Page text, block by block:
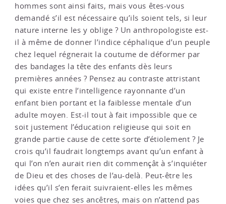
hommes sont ainsi faits, mais vous êtes-vous
demandé s’il est nécessaire qu’ils soient tels, si leur
nature interne les y oblige ? Un anthropologiste est-
il à même de donner l’indice céphalique d’un peuple
chez lequel régnerait la coutume de déformer par
des bandages la tête des enfants dès leurs
premières années ? Pensez au contraste attristant
qui existe entre l’intelligence rayonnante d’un
enfant bien portant et la faiblesse mentale d’un
adulte moyen. Est-il tout à fait impossible que ce
soit justement l’éducation religieuse qui soit en
grande partie cause de cette sorte d’étiolement ? Je
crois qu’il faudrait longtemps avant qu’un enfant à
qui l’on n’en aurait rien dit commençât à s’inquiéter
de Dieu et des choses de l’au-delà. Peut-être les
idées qu’il s’en ferait suivraient-elles les mêmes
voies que chez ses ancêtres, mais on n’attend pas